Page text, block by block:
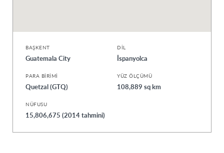
BAŞKENT
Guatemala City
DIL
İspanyolca
PARA BIRIMI
Quetzal (GTQ)
YÜZ ÖLÇÜMÜ
108,889 sq km
NÜFUSU
15,806,675 (2014 tahmini)